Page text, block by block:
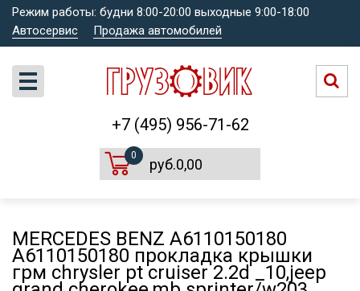
Режим работы: будни 8:00-20:00 выходные 9:00-18:00
Автосервис
Продажа автомобилей
+7 (495) 956-71-62
0
руб.0,00
MERCEDES BENZ A6110150180
A6110150180 прокладка крышки
грм chrysler pt cruiser 2.2d _10,jeep